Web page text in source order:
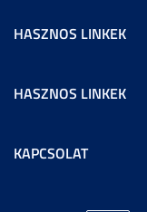
HASZNOS LINKEK
HASZNOS LINKEK
KAPCSOLAT